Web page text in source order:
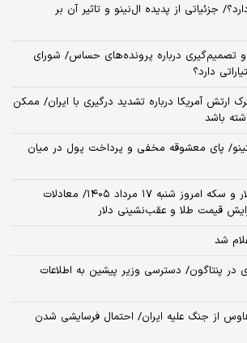
جزئیاتی از پدیده ال‌نینو و تاثیر آن بر
و تصمیم‌گیری درباره پرونده‌های حساس/ شورای
دارد؟
ارتش آمریکا درباره تشدید درگیری با ایران/ ممکن
باشد
پای معشوقه مخفی و پرداخت پول در میان
پیش‌بینی قیمت طلا، دلار و سکه امروز شنبه ۱۷ مرداد ۱۴۰۵/ معادلات
قیمت طلا و عقب‌نشینی دلار
شد
پنتاگون/ دسترسی وزیر پیشین به اطلاعات
از جنگ علیه ایران/ احتمال فرسایشی شدن